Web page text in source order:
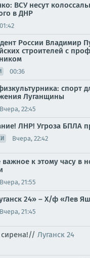
ВСУ несут
в ДНР
01:42
России Владимир
строителей с
00:36
спорт
Луганщины
Вчера, 22:45
ЛНР! Угроза БПЛА
Вчера, 22:42
к этому часу в
Вчера, 21:55
24» – Х/ф «Лев
Вчера, 21:45
сирена!// Луганск 24